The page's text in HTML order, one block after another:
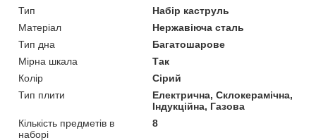
Тип
Набір каструль
Матеріал
Нержавіюча сталь
Тип дна
Багатошарове
Мірна шкала
Так
Колір
Сірий
Тип плити
Електрична, Склокерамічна,
Індукційна, Газова
Кількість предметів в
наборі
8